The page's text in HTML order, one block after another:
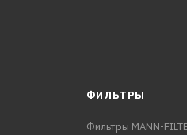
ФИЛЬТРЫ
Фильтры MANN-